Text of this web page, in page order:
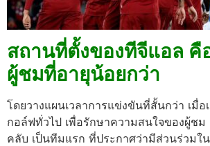
สถานที่ตั้งของทีจีแอล คื
ผู้ชมที่อายุน้อยกว่า
โดยวางแผนเวลาการแข่งขันที่สั้นกว่า เมื่อ
กอล์ฟทั่วไป เพื่อรักษาความสนใจของผู้ชม
คลับ เป็นทีมแรก ที่ประกาศว่ามีส่วนร่วมใ